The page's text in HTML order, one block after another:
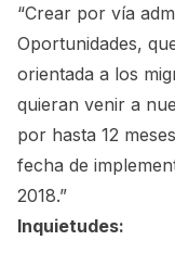
“Crear por vía
Oportunidades,
orientada a los
quieran venir a
por hasta 12
fecha de
2018.”
Inquietudes: